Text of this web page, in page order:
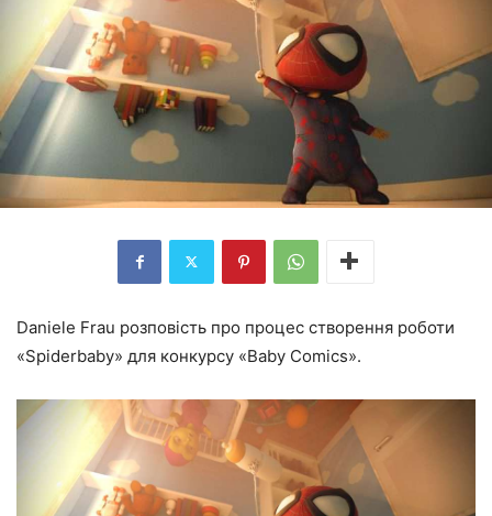
Daniele Frau розповість про процес створення роботи
«Spiderbaby» для конкурсу «Baby Comics».